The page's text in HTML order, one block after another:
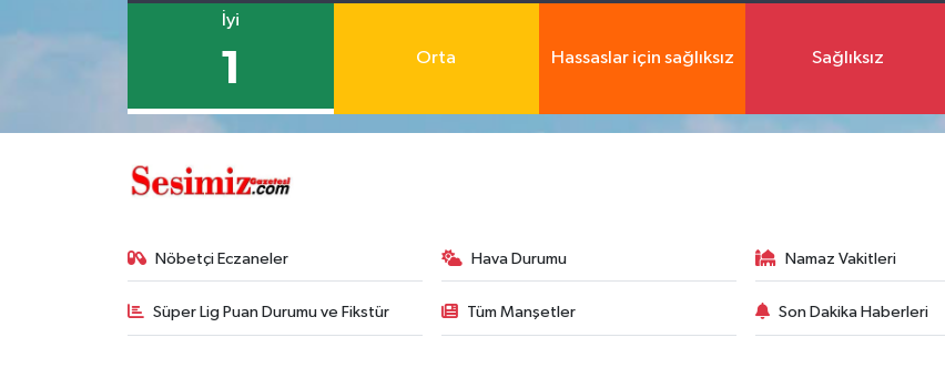
İyi
1 Orta Hassaslar için sağlıksız Sağlıksız
Nöbetçi Eczaneler Hava Durumu Namaz Vakitleri
Süper Lig Puan Durumu ve Fikstür Tüm Manşetler Son Dakika Haberleri